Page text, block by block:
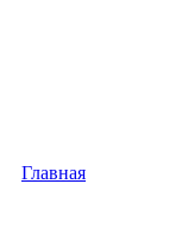
Главная